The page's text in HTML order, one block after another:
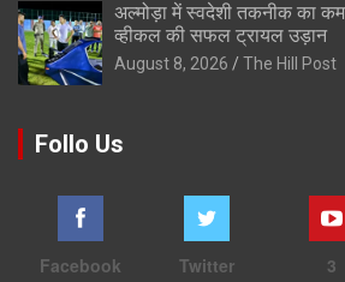
अल्मोड़ा में स्वदेशी तकनीक का
व्हीकल की सफल ट्रायल उड़ान
August 8, 2026 The Hill Post
Follo Us
Facebook Twitter 3